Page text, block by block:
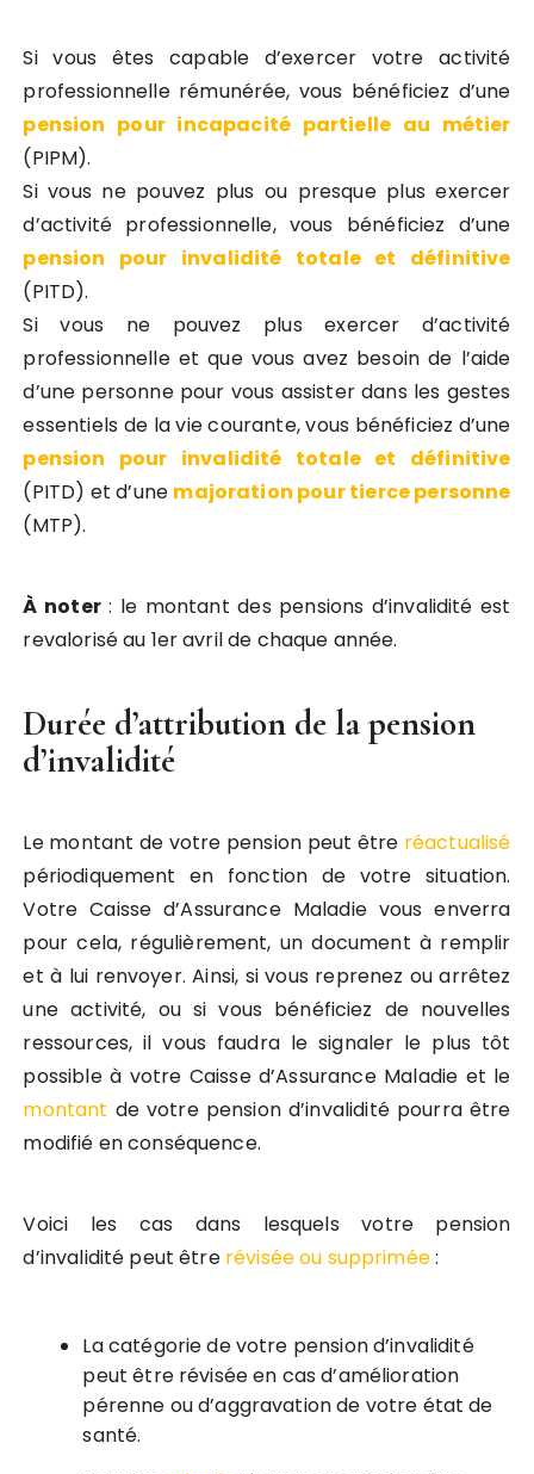
Si vous êtes capable d’exercer votre activité
professionnelle rémunérée, vous bénéficiez d’une
pension pour incapacité partielle au métier
(PIPM).
Si vous ne pouvez plus ou presque plus exercer
d’activité professionnelle, vous bénéficiez d’une
pension pour invalidité totale et définitive
(PITD).
Si vous ne pouvez plus exercer d’activité
professionnelle et que vous avez besoin de l’aide
d’une personne pour vous assister dans les gestes
essentiels de la vie courante, vous bénéficiez d’une
pension pour invalidité totale et définitive
(PITD) et d’une majoration pour tierce personne
(MTP).
À noter: le montant des pensions d’invalidité est
revalorisé au 1er avril de chaque année.
Durée d’attribution de la pension
d’invalidité
Le montant de votre pension peut être réactualisé
périodiquement en fonction de votre situation.
Votre Caisse d’Assurance Maladie vous enverra
pour cela, régulièrement, un document à remplir
et à lui renvoyer. Ainsi, si vous reprenez ou arrêtez
une activité, ou si vous bénéficiez de nouvelles
ressources, il vous faudra le signaler le plus tôt
possible à votre Caisse d’Assurance Maladie et le
montant de votre pension d’invalidité pourra être
modifié en conséquence.
Voici les cas dans lesquels votre pension
d’invalidité peut être révisée ou supprimée:
La catégorie de votre pension d’invalidité
peut être révisée en cas d’amélioration
pérenne ou d’aggravation de votre état de
santé.